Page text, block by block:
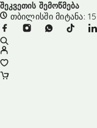
შეკვეთის შემოწმება
თბილისში მიტანა: